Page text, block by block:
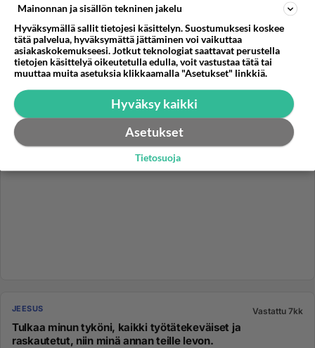
vanhurskas, tehköön...
27.04.2021 12:02 2 186
JEESUS Vastattu 7kk
Tulkaa minun tyköni, kaikki työtätekeväiset ja
raskautetut, niin minä annan teille levon.
Mainonnan ja sisällön tekninen jakelu
Hyväksymällä sallit tietojesi käsittelyn. Suostumuksesi koskee
tätä palvelua, hyväksymättä jättäminen voi vaikuttaa
asiakaskokemukseesi. Jotkut teknologiat saattavat perustella
tietojen käsittelyä oikeutetulla edulla, voit vastustaa tätä tai
muuttaa muita asetuksia klikkaamalla "Asetukset" linkkiä.
Hyväksy kaikki
Asetukset
Tietosuoja